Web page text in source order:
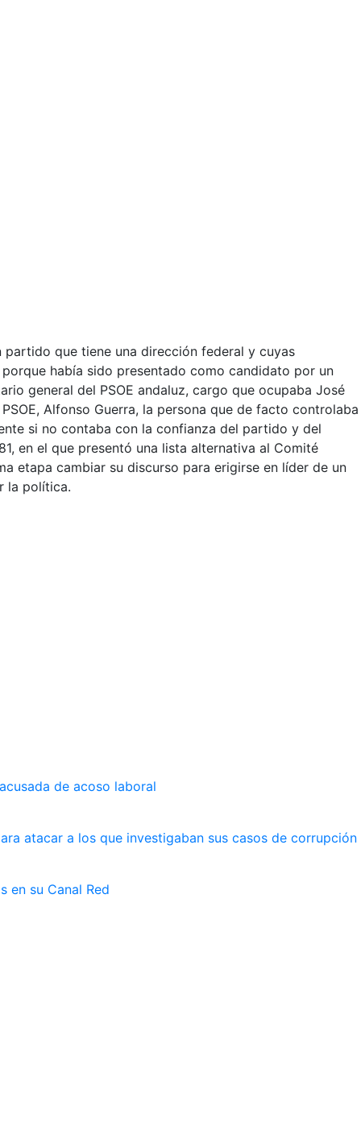
que tiene una dirección federal y cuyas
había sido presentado como candidato por un
general del PSOE andaluz, cargo que ocupaba José
Alfonso Guerra, la persona que de facto controlaba
si no contaba con la confianza del partido y del
en el que presentó una lista alternativa al Comité
etapa cambiar su discurso para erigirse en líder de un
la política.
de acoso laboral
atacar a los que investigaban sus casos de corrupción
en su Canal Red